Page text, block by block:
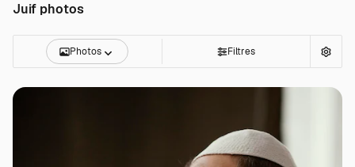
Juif photos
Photos Filtres